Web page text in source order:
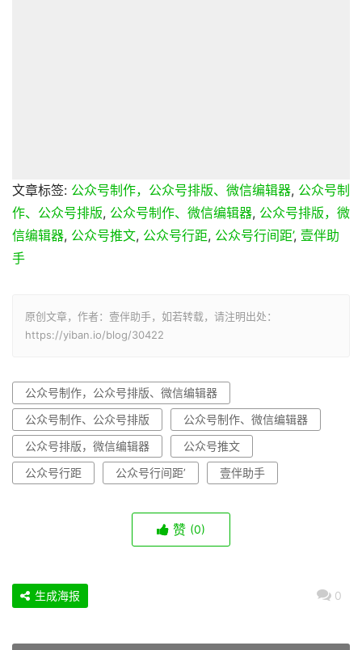
文章标签: 公众号制作，公众号排版、微信编辑器, 公众号制
作、公众号排版, 公众号制作、微信编辑器, 公众号排版，微
信编辑器, 公众号推文, 公众号行距, 公众号行间距’, 壹伴助
手
原创文章，作者：壹伴助手，如若转载，请注明出处：
https://yiban.io/blog/30422
公众号制作，公众号排版、微信编辑器
公众号制作、公众号排版
公众号制作、微信编辑器
公众号排版，微信编辑器
公众号推文
公众号行距
公众号行间距’ 壹伴助手
赞 (0)
0
生成海报